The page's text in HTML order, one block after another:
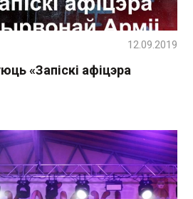
«Запіскі афіцэра
12.09.2019